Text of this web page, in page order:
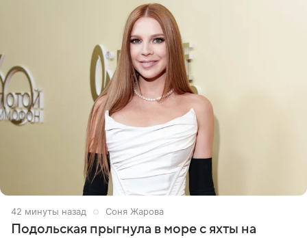
42 минуты назад Соня Жарова
Подольская прыгнула в море с яхты на